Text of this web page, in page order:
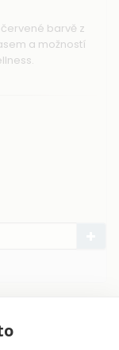
barvě z
a možností